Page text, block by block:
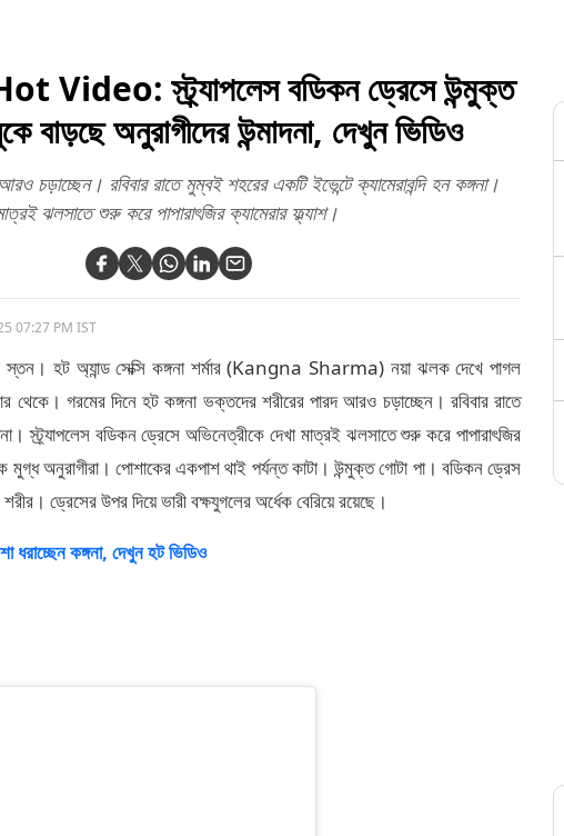
স্ট্র্যাপলেস বডিকন ড্রেসে উন্মুক্ত
বাড়ছে অনুরাগীদের উন্মাদনা, দেখুন ভিডিও
চড়াচ্ছেন। রবিবার রাতে মুম্বই শহরের একটি ইভেন্টে ক্যামেরাবন্দি হন কঙ্গনা।
ঝলসাতে শুরু করে পাপারাৎজির ক্যামেরার ফ্ল্যাশ।
07:27 PM IST
স্তন। হট অ্যান্ড সেক্সি কঙ্গনা শর্মার (Kangna Sharma) নয়া ঝলক দেখে পাগল
থেকে। গরমের দিনে হট কঙ্গনা ভক্তদের শরীরের পারদ আরও চড়াচ্ছেন। রবিবার রাতে
স্ট্র্যাপলেস বডিকন ড্রেসে অভিনেত্রীকে দেখা মাত্রই ঝলসাতে শুরু করে পাপারাৎজির
মুগ্ধ অনুরাগীরা। পোশাকের একপাশ থাই পর্যন্ত কাটা। উন্মুক্ত গোটা পা। বডিকন ড্রেস
ড্রেসের উপর দিয়ে ভারী বক্ষযুগলের অর্ধেক বেরিয়ে রয়েছে।
ধরাচ্ছেন কঙ্গনা, দেখুন হট ভিডিও